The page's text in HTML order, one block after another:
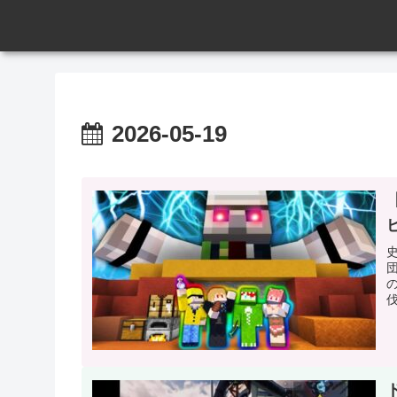
2026-05-19